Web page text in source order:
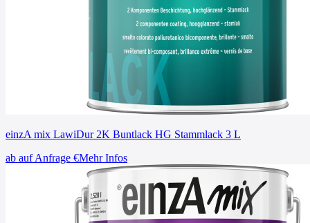
einzA mix LawiDur 2K Buntlack HG Stammlack 3 L
ab auf Anfrage €Mehr Infos